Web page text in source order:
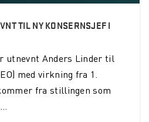
TIL NY KONSERNSJEF I
utnevnt Anders Linder til
med virkning fra 1.
fra stillingen som